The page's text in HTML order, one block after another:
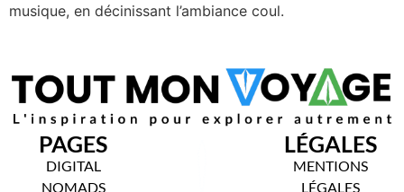
musique, en décinissant l’ambiance coul.
PAGES
DIGITAL
NOMADS
LÉGALES
MENTIONS
LÉGALES